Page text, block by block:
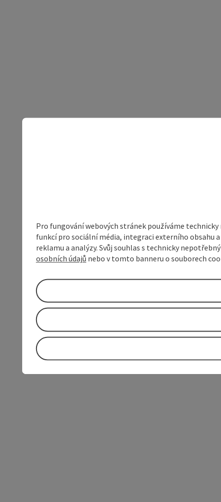
Pro fungování webových stránek používáme
funkcí pro sociální média, integraci externího obsahu
reklamu a analýzy. Svůj souhlas s technicky
osobních údajů nebo v tomto banneru o souborech